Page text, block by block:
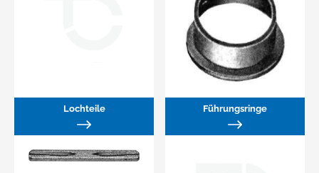
Lochteile Führungsringe